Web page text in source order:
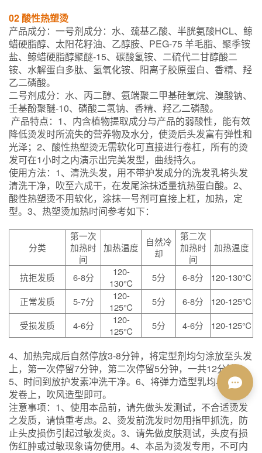
02 酸性热塑烫
产品成分：一号剂成分：水、巯基乙酸、半胱氨酸HCL、鲸
蜡硬脂醇、太阳花籽油、乙醇胺、PEG-75 羊毛脂、聚季铵
盐、鲸蜡硬脂醇聚醚-15、碳酸氢铵、二硫代二甘醇酸二
铵、水解蛋白多肽、氢氧化铵、阳离子胶原蛋白、香精、羟
乙二磷酸。
二号剂成分：水、丙二醇、氨端聚二甲基硅氧烷、溴酸钠、
壬基酚聚醚-10、磷酸二氢钠、香精、羟乙二磷酸。
产品特点：1、内含植物提取成分与产品的弱酸性，能有效
降低烫发时所流失的营养物及水分，使烫后头发富有弹性和
光泽；2、酸性热塑烫无需软化可直接进行卷杠，所有的烫
发可在1小时之内演示出完美发型，曲线持久。
使用方法：1、清洗头发，用不带护发成分的洗发乳将头发
清洗干净，吹至六成干，在发尾涂抹适量抗热蛋白酸。2、
酸性热塑烫不用软化，涂抹一号剂可直接上杠，加热，定
型。3、热塑烫加热时间参考如下：
分类
第一次
加热时
间
加热温度
自然冷
却
第二次
加热时
间
加热温度
抗拒发质 6-8分
120-
130℃
5分 6-8分
120-130℃
正常发质
5-7分
120-
125℃
5分 6-8分
120-125℃
受损发质
4-6分
120-
125℃
5分 4-6分 120-125℃
4、加热完成后自然停放3-8分钟，将定型剂均匀涂放至头发
上，第一次停留7分钟，第二次停留5分钟，一共12分钟。
5、时间到放护发素冲洗干净。6、将弹力造型乳均与涂抹在
发卷上，吹风造型即可。
注意事项：1、使用本品前，请先做头发测试，不合适烫发
之发质，请慎重考虑。2、烫发前洗发时勿用指甲抓洗，防
止头皮损伤引起过敏发炎。3、请先做皮肤测试，头皮有损
伤红肿或过敏现象请勿使用。4、本品为烫发专用，不可内